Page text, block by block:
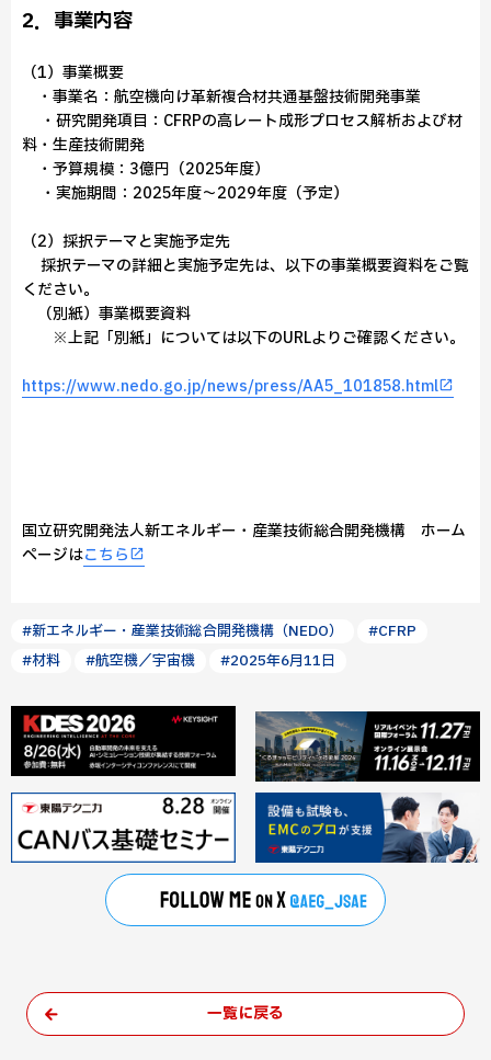
2．事業内容
（1）事業概要
・事業名：航空機向け革新複合材共通基盤技術開発事業
・研究開発項目：CFRPの高レート成形プロセス解析および材
料・生産技術開発
・予算規模：3億円（2025年度）
・実施期間：2025年度～2029年度（予定）
（2）採択テーマと実施予定先
採択テーマの詳細と実施予定先は、以下の事業概要資料をご覧
ください。
（別紙）事業概要資料
※上記「別紙」については以下のURLよりご確認ください。
https://www.nedo.go.jp/news/press/AA5_101858.html
国立研究開発法人新エネルギー・産業技術総合開発機構 ホーム
ページはこちら
#新エネルギー・産業技術総合開発機構（NEDO）
#CFRP
#材料
#航空機／宇宙機 #2025年6月11日
一覧に戻る